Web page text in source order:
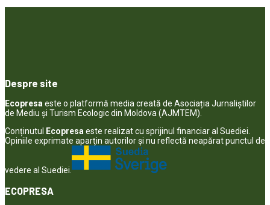
Despre site
Ecopresa este o platformă media creată de Asociația Jurnaliștilor
de Mediu și Turism Ecologic din Moldova (AJMTEM).
Conținutul
Ecopresa este realizat cu sprijinul financiar al Suediei.
Opiniile exprimate aparţin autorilor şi nu reflectă neapărat punctul de
vedere al Suediei.
ECOPRESA